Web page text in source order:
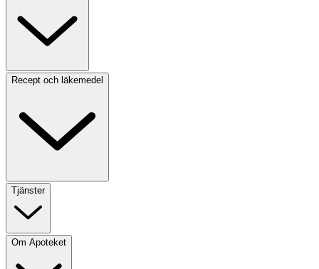
Recept och läkemedel
Tjänster
Om Apoteket